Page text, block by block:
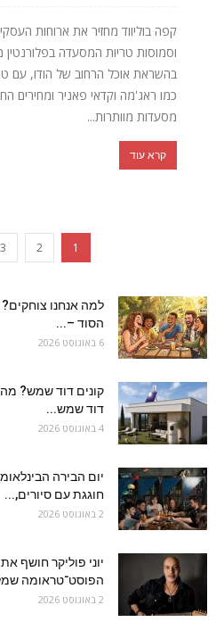
קפה בוליווד מחזיר את ארוחות
וסמוסות טריות המסעדה
בהשראת אוכל הרחוב של הודו, עם
מסעדות מוותרות...
קרא עוד
1
2
3
למה אנחנו
הסוד –...
6 באוגוסט 2026
קונים דוד שמש?
דוד שמש...
4 באוגוסט 2026
יום הבירה
חוגגת עם סיורים,...
2 באוגוסט 2026
יוני פוליקר חושף
הפוסט־טראומה
2 באוגוסט 2026